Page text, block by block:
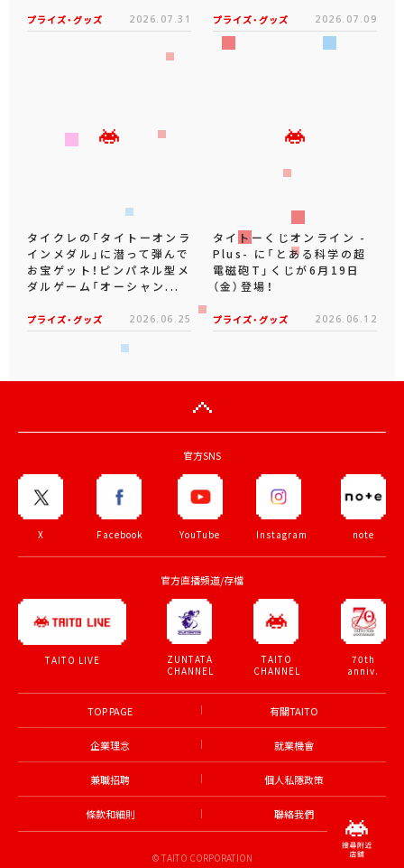
プライズ・グッズ 2026.07.31 プライズ・グッズ 2026.07.09
タイクレの「タイトーオンラ
インメダル」に潜って弾んで
お宝ゲット！ピンパネル型メ
ダルゲーム「オーシャン...
プライズ・グッズ 2026.06.25
タイトーくじオンライン -
Plus- に「とある科学の超
電磁砲T」くじが6月19日
（金）登場！
プライズ・グッズ 2026.06.12
官方SNS
X Facebook YouTube Instagram note
官方直播頻道/存檔
TAITO LIVE
ZUNTATA
CHANNEL
TAITO
CHANNEL
70th
anniv.
TOP PAGE 有關TAITO
企業理念 就業機會
兼職招聘 個人私隱政策
條款和細則 聯絡我們
© TAITO CORPORATION